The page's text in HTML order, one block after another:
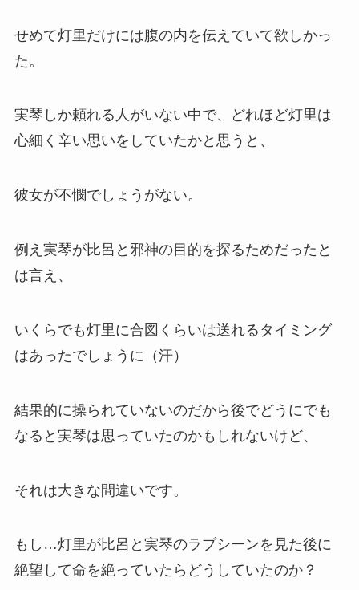
せめて灯里だけには腹の内を伝えていて欲しかっ
た。
実琴しか頼れる人がいない中で、どれほど灯里は
心細く辛い思いをしていたかと思うと、
彼女が不憫でしょうがない。
例え実琴が比呂と邪神の目的を探るためだったと
は言え、
いくらでも灯里に合図くらいは送れるタイミング
はあったでしょうに（汗）
結果的に操られていないのだから後でどうにでも
なると実琴は思っていたのかもしれないけど、
それは大きな間違いです。
もし…灯里が比呂と実琴のラブシーンを見た後に
絶望して命を絶っていたらどうしていたのか？